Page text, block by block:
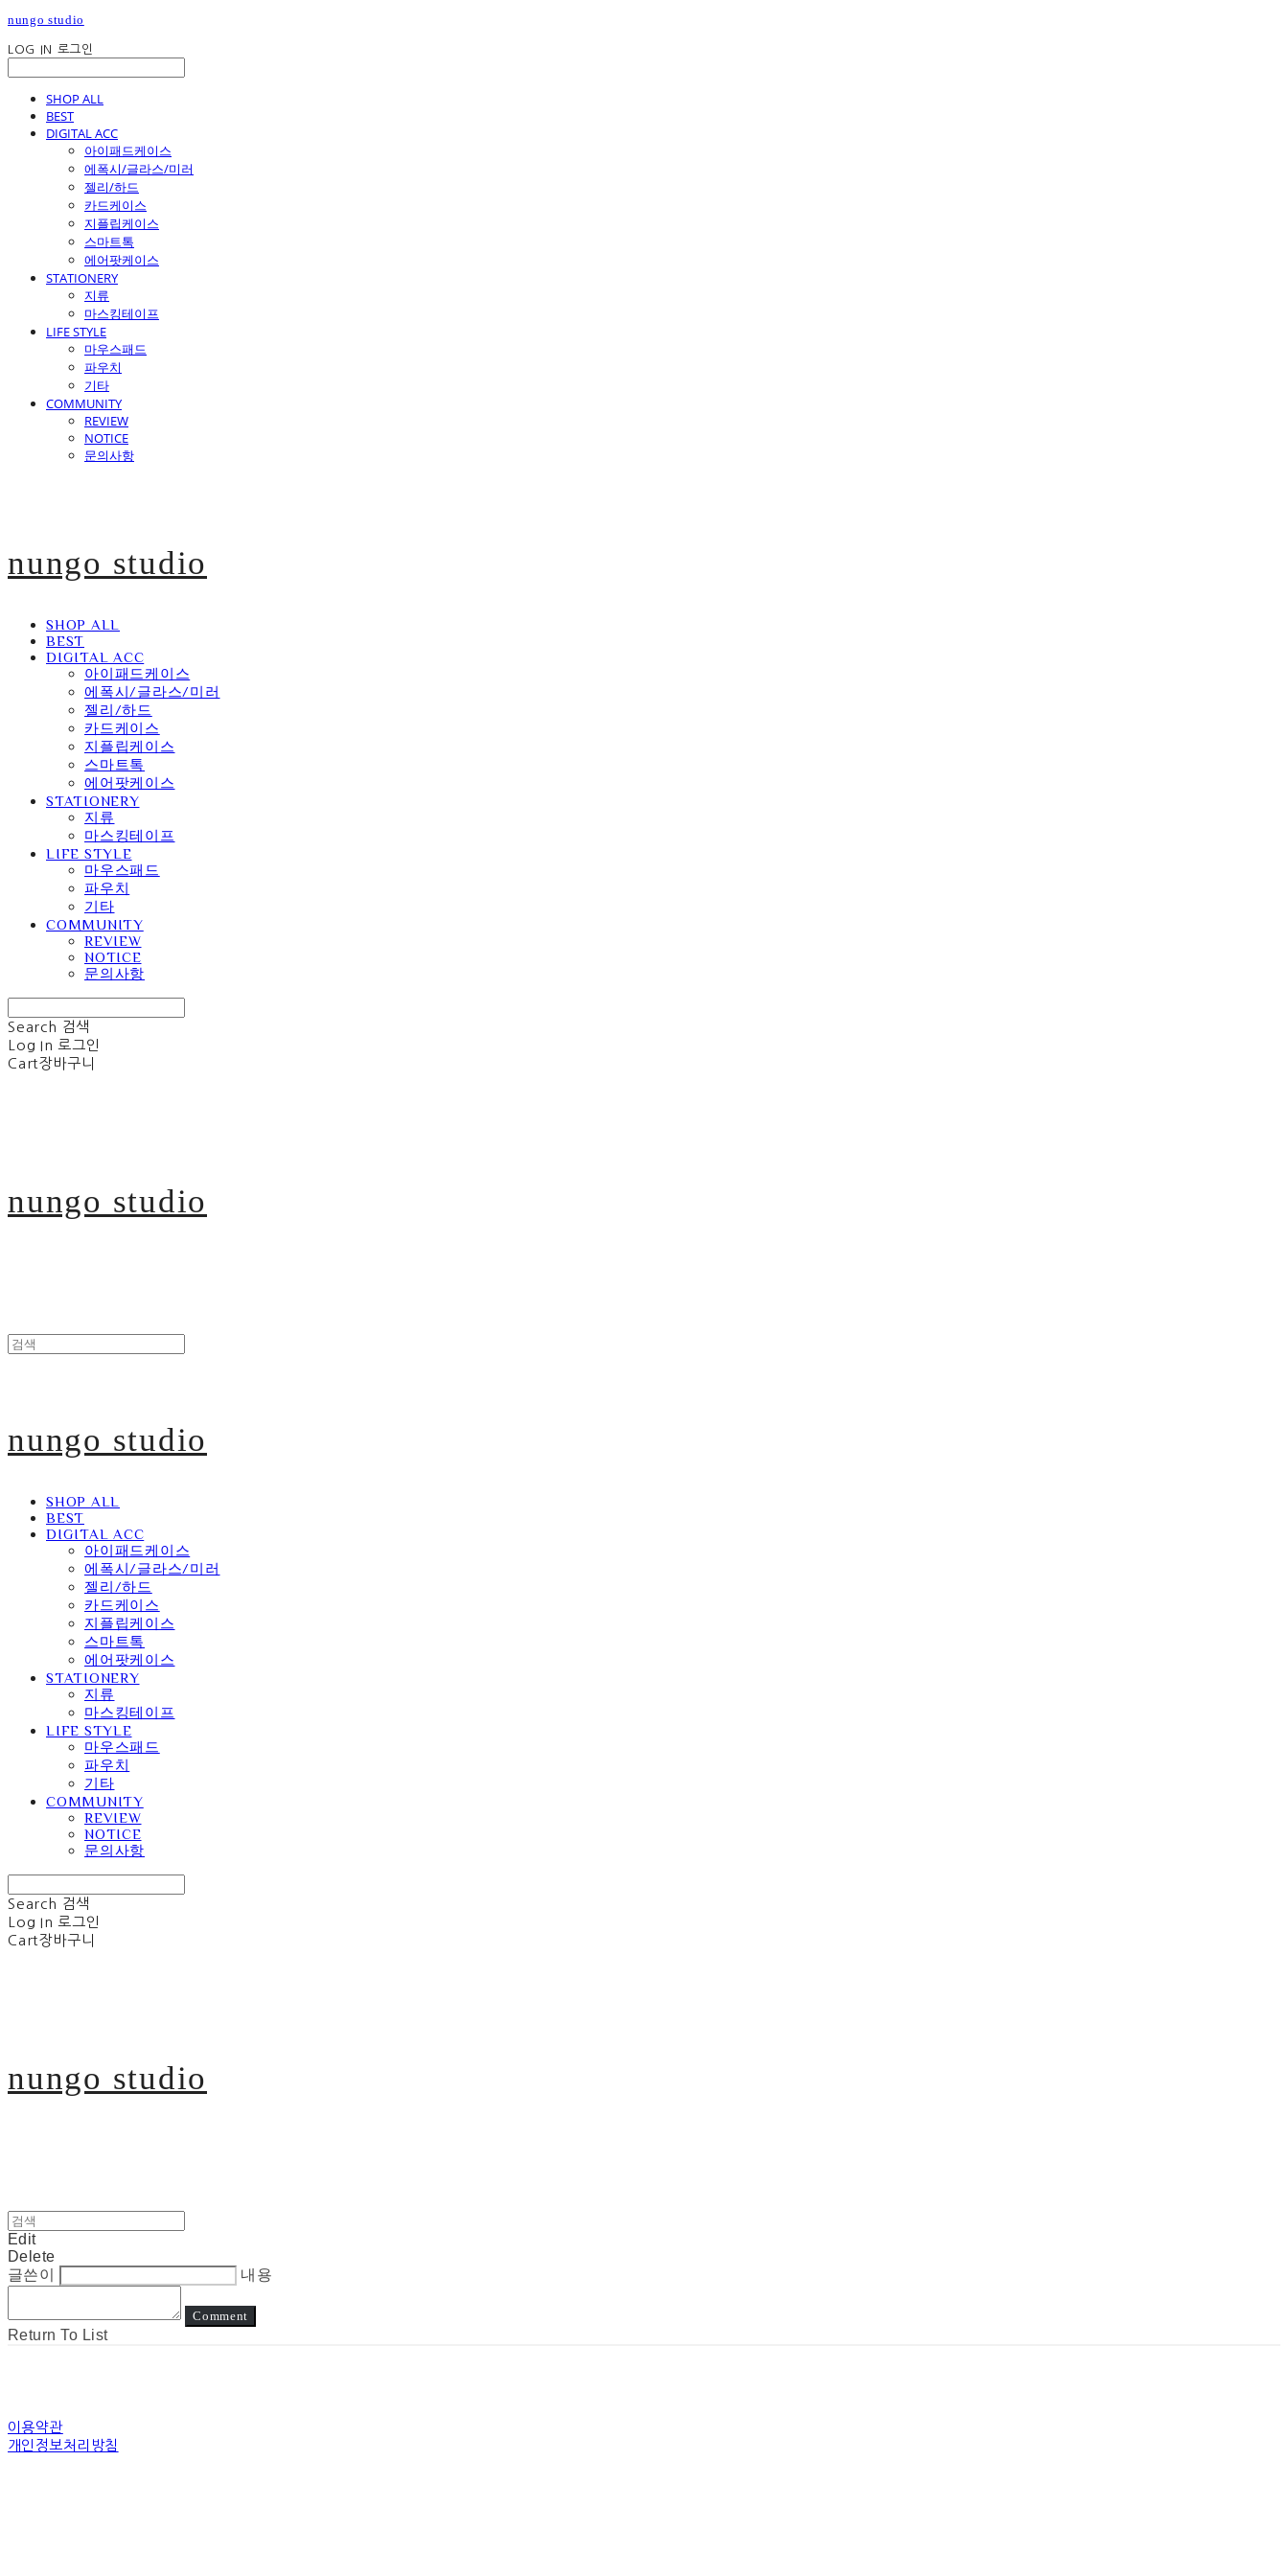
nungo studio
LOG IN 로그인
SHOP ALL
BEST
DIGITAL ACC
아이패드케이스
에폭시/글라스/미러
젤리/하드
카드케이스
지플립케이스
스마트톡
에어팟케이스
STATIONERY
지류
마스킹테이프
LIFE STYLE
마우스패드
파우치
기타
COMMUNITY
REVIEW
NOTICE
문의사항
nungo studio
SHOP ALL
BEST
DIGITAL ACC
아이패드케이스
에폭시/글라스/미러
젤리/하드
카드케이스
지플립케이스
스마트톡
에어팟케이스
STATIONERY
지류
마스킹테이프
LIFE STYLE
마우스패드
파우치
기타
COMMUNITY
REVIEW
NOTICE
문의사항
Search 검색
Log In 로그인
Cart장바구니
nungo studio
nungo studio
SHOP ALL
BEST
DIGITAL ACC
아이패드케이스
에폭시/글라스/미러
젤리/하드
카드케이스
지플립케이스
스마트톡
에어팟케이스
STATIONERY
지류
마스킹테이프
LIFE STYLE
마우스패드
파우치
기타
COMMUNITY
REVIEW
NOTICE
문의사항
Search 검색
Log In 로그인
Cart장바구니
nungo studio
Edit
Delete
글쓴이
내용
Comment
Return To List
이용약관
개인정보처리방침